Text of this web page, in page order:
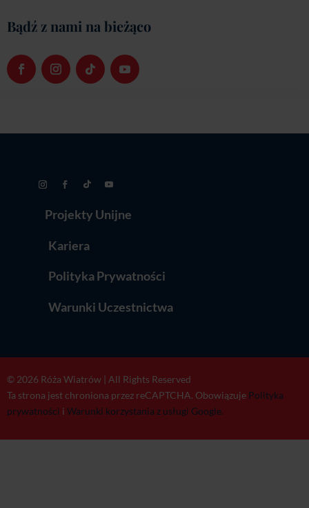
Bądź z nami na bieżąco
Projekty Unijne
Kariera
Polityka Prywatności
Warunki Uczestnictwa
© 2026 Róża Wiatrów | All Rights Reserved
Ta strona jest chroniona przez reCAPTCHA. Obowiązuje Polityka
prywatności i Warunki korzystania z usługi Google.